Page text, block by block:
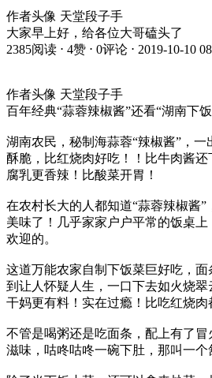
作者头像 天堂段子手
大家早上好，给各位大哥磕头了
2385阅读 ⋅ 4赞 ⋅ 0评论 ⋅ 2019-10-10
作者头像 天堂段子手
百年经典“蒜蓉辣椒酱”还看“湖南下
湖南农民，秘制海蒜蓉“辣椒酱”，一
酥脆，比红烧肉好吃！！比牛肉酱
腐乳更香辣！比酸菜开胃！
在农村长大的人都知道“蒜蓉辣椒酱
美味了！几乎家家户户平常的饭桌
欢迎的。
这道万能农家自制下饭菜巨好吃，
到让人怀疑人生，一口下去如火烧
干妈更有料！实在过瘾！比吃红烧肉
不管是喝粥还是吃面条，配上有了
滋味，咕咚咕咚一碗下肚，那叫一个